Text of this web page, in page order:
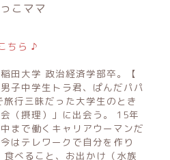
こママ
ちら ♪
田大学 政治経済学部卒。【
子中学生トラ君、ぱんだパパ
行三昧だった大学生のとき
（摂理）」に出会う。 15年
まで働くキャリアウーマンだ
はテレワークで自分を作り
べること、お出かけ（水族